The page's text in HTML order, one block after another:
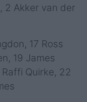
2 Akker van der
17 Ross
19 James
Quirke, 22